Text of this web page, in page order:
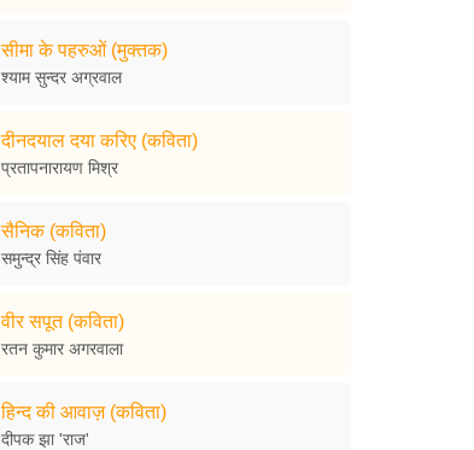
सीमा के पहरुओं (मुक्तक)
श्याम सुन्दर अग्रवाल
दीनदयाल दया करिए (कविता)
प्रतापनारायण मिश्र
सैनिक (कविता)
समुन्द्र सिंह पंवार
वीर सपूत (कविता)
रतन कुमार अगरवाला
हिन्द की आवाज़ (कविता)
दीपक झा 'राज'